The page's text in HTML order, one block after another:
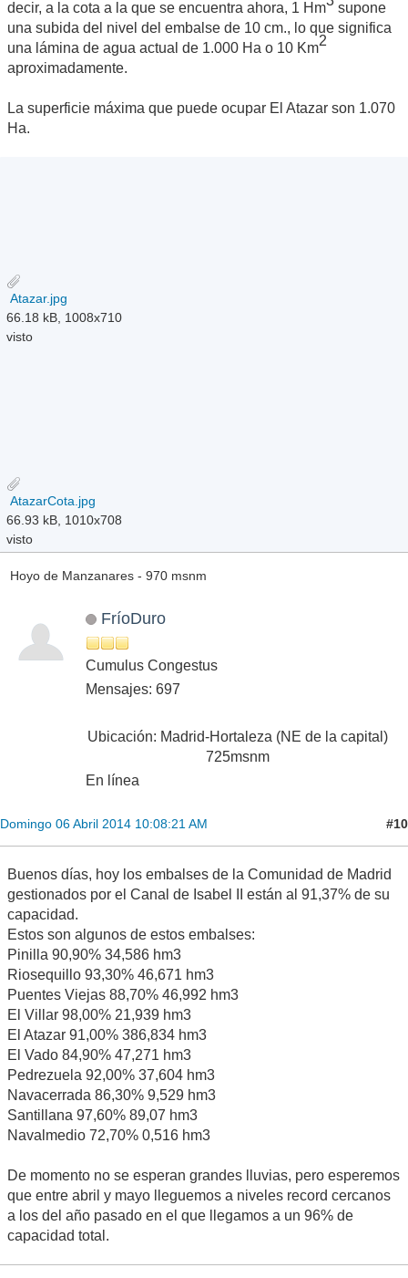
decir, a la cota a la que se encuentra ahora, 1 Hm
supone
una subida del nivel del embalse de 10 cm., lo que significa
una lámina de agua actual de 1.000 Ha o 10 Km2
aproximadamente.
La superficie máxima que puede ocupar El Atazar son 1.070
Ha.
Atazar.jpg
66.18 kB, 1008x710
visto
AtazarCota.jpg
66.93 kB, 1010x708
visto
Hoyo de Manzanares - 970 msnm
FríoDuro
Cumulus Congestus
Mensajes: 697
Ubicación: Madrid-Hortaleza (NE de la capital)
725msnm
En línea
Domingo 06 Abril 2014 10:08:21 AM #10
Buenos días, hoy los embalses de la Comunidad de Madrid
gestionados por el Canal de Isabel II están al 91,37% de su
capacidad.
Estos son algunos de estos embalses:
Pinilla 90,90% 34,586 hm3
Riosequillo 93,30% 46,671 hm3
Puentes Viejas 88,70% 46,992 hm3
El Villar 98,00% 21,939 hm3
El Atazar 91,00% 386,834 hm3
El Vado 84,90% 47,271 hm3
Pedrezuela 92,00% 37,604 hm3
Navacerrada 86,30% 9,529 hm3
Santillana 97,60% 89,07 hm3
Navalmedio 72,70% 0,516 hm3
De momento no se esperan grandes lluvias, pero esperemos
que entre abril y mayo lleguemos a niveles record cercanos
a los del año pasado en el que llegamos a un 96% de
capacidad total.